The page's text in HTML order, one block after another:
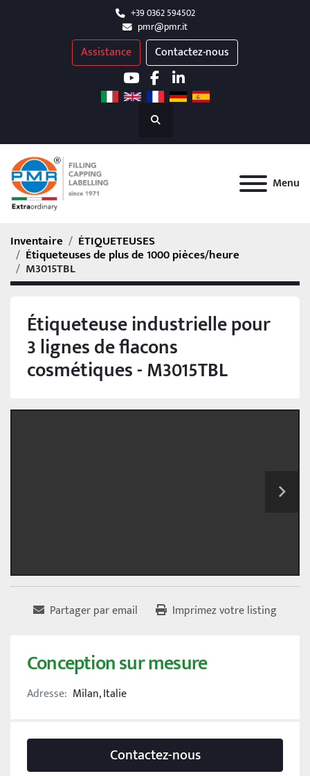
+39 0362 594502
pmr@pmr.it
Assistance Contactez-nous
youtube
facebook
linkedin
Recherche
Menu
Inventaire ÉTIQUETEUSES
Étiqueteuses de plus de 1000 pièces/heure
M3015TBL
Étiqueteuse industrielle pour
3 lignes de flacons
cosmétiques - M3015TBL
Partager par email Imprimez votre listing
Conception sur mesure
Adresse: Milan, Italie
Contactez-nous